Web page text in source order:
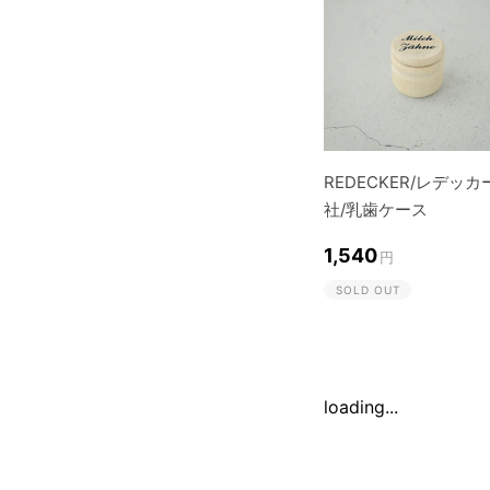
REDECKER/レデッカ
社/乳歯ケース
1,540円
SOLD OUT
loading...